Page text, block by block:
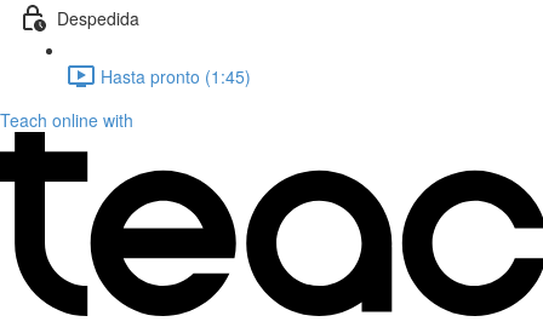
Despedida
Hasta pronto (1:45)
Teach online with